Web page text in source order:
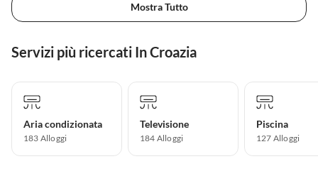
Mostra Tutto
Servizi più ricercati In Croazia
Aria condizionata
183 Alloggi
Televisione
184 Alloggi
Piscina
127 Alloggi